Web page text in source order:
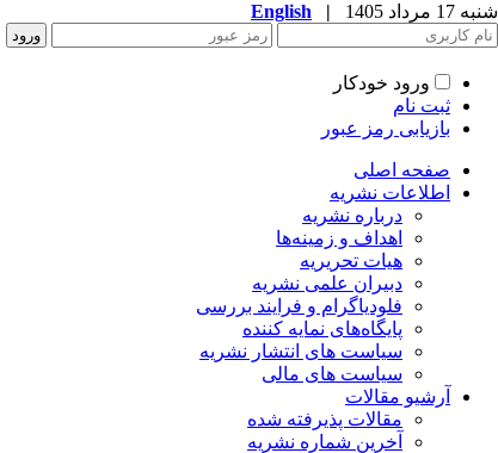
شنبه 17 مرداد 1405 |
English
ورود خودکار
ثبت نام
بازیابی رمز عبور
صفحه اصلی
اطلاعات نشریه
درباره نشریه
اهداف و زمینه‌ها
هیات تحریریه
دبیران علمی نشریه
فلودیاگرام و فرایند بررسی
پایگاه‌های نمایه کننده
سیاست های انتشار نشریه
سیاست های مالی
آرشیو مقالات
مقالات پذیرفته شده
آخرین شماره نشریه